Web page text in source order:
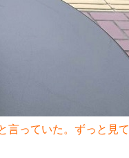
言っていた。ずっと見て